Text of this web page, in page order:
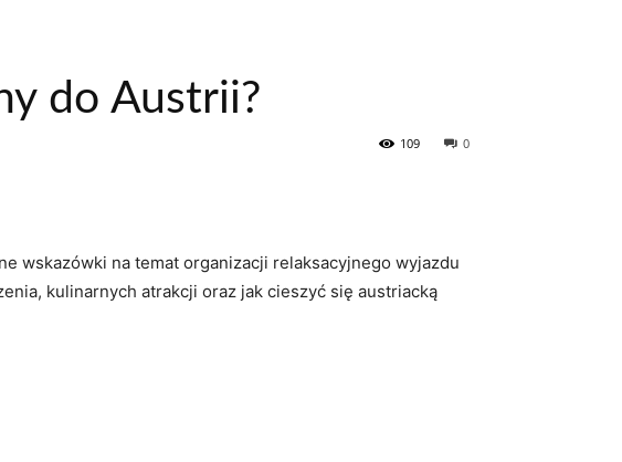
do Austrii?
0
109
wskazówki na temat organizacji relaksacyjnego wyjazdu
kulinarnych atrakcji⁢ oraz jak cieszyć ⁣się ⁣austriacką